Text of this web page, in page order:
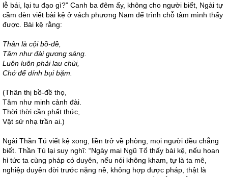
lễ bái, lại tu đạo gì?” Canh ba đêm ấy, không cho người biết, Ngài tự
cầm đèn viết bài kệ ở vách phương Nam để trình chỗ tâm mình thấy
được. Bài kệ rằng:
Thân là cội bồ-đề,
Tâm như đài gương sáng.
Luôn luôn phải lau chùi,
Chớ để dính bụi bặm.
(Thân thị bồ-đề thọ,
Tâm như minh cảnh đài.
Thời thời cần phất thức,
Vật sử nhạ trần ai.)
Ngài Thần Tú viết kệ xong, liền trở về phòng, mọi người đều chẳng
biết. Thần Tú lại suy nghĩ: “Ngày mai Ngũ Tổ thấy bài kệ, nếu hoan
hỉ tức ta cùng pháp có duyên, nếu nói không kham, tự là ta mê,
nghiệp duyên đời trước nặng nề, không hợp được pháp, thật là